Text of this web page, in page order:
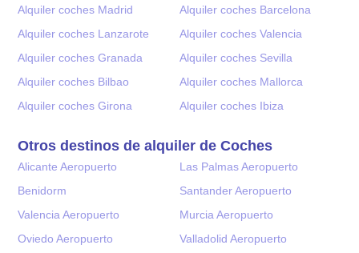
Alquiler coches Madrid
Alquiler coches Barcelona
Alquiler coches Lanzarote
Alquiler coches Valencia
Alquiler coches Granada
Alquiler coches Sevilla
Alquiler coches Bilbao
Alquiler coches Mallorca
Alquiler coches Girona
Alquiler coches Ibiza
Otros destinos de alquiler de Coches
Alicante Aeropuerto
Las Palmas Aeropuerto
Benidorm
Santander Aeropuerto
Valencia Aeropuerto
Murcia Aeropuerto
Oviedo Aeropuerto
Valladolid Aeropuerto